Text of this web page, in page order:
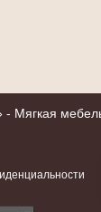
- Мягкая